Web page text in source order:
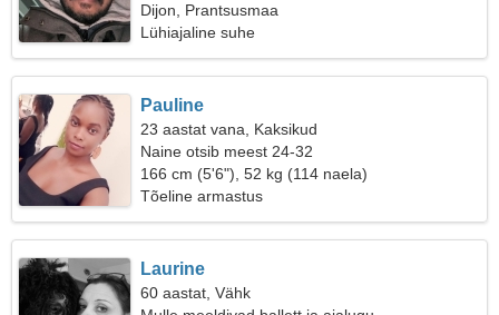
Dijon, Prantsusmaa
Lühiajaline suhe
Pauline
23 aastat vana, Kaksikud
Naine otsib meest 24-32
166 cm (5'6"), 52 kg (114 naela)
Tõeline armastus
Laurine
60 aastat, Vähk